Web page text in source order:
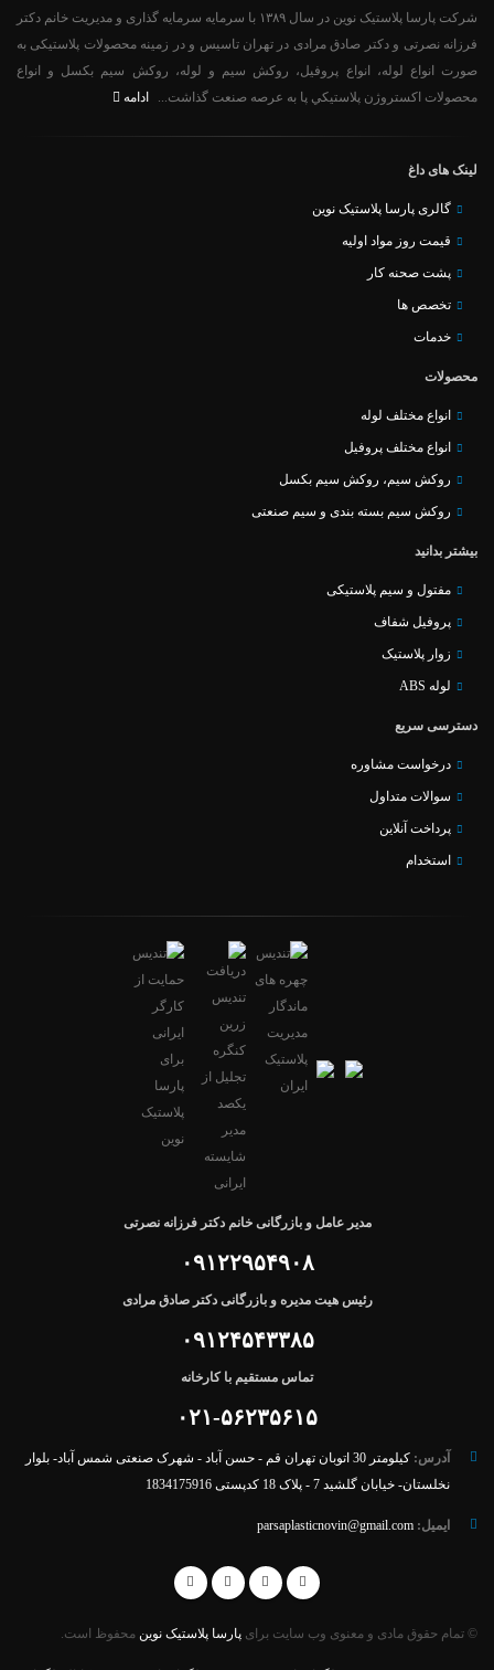
شرکت پارسا پلاستیک نوین در سال ۱۳۸۹ با سرمایه سرمایه گذاری و مدیریت خانم دکتر
فرزانه نصرتی و دکتر صادق مرادی در تهران تاسیس و در زمینه محصولات پلاستیکی به
صورت انواع لوله، انواع پروفیل، روکش سیم و لوله، روکش سیم بکسل و انواع
محصولات اکستروژن پلاستيكي پا به عرصه صنعت گذاشت...
ادامه
لینک های داغ
گالری پارسا پلاستیک نوین
قیمت روز مواد اولیه
پشت صحنه کار
تخصص ها
خدمات
محصولات
انواع مختلف لوله
انواع مختلف پروفیل
روکش سیم، روکش سیم بکسل
روکش سیم بسته بندی و سیم صنعتی
بیشتر بدانید
مفتول و سیم پلاستیکی
پروفیل شفاف
زوار پلاستیک
لوله ABS
دسترسی سریع
درخواست مشاوره
سوالات متداول
پرداخت آنلاین
استخدام
مدیر عامل و بازرگانی خانم دکتر فرزانه نصرتی
۰۹۱۲۲۹۵۴۹۰۸
رئیس هیت مدیره و بازرگانی دکتر صادق مرادی
۰۹۱۲۴۵۴۳۳۸۵
تماس مستقیم با کارخانه
۰۲۱-۵۶۲۳۵۶۱۵
آدرس:
کیلومتر 30 اتوبان تهران قم - حسن آباد - شهرک صنعتی شمس آباد- بلوار
نخلستان- خیابان گلشید 7 - پلاک 18 کدپستی 1834175916
ایمیل: parsaplasticnovin@gmail.com
© تمام حقوق مادی و معنوی وب سایت برای پارسا پلاستیک نوین محفوظ است.